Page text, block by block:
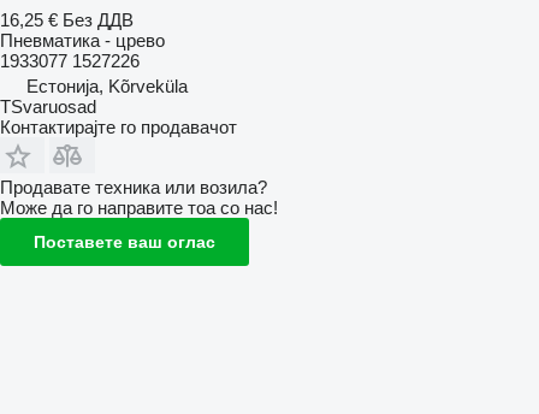
16,25 € Без ДДВ
Пневматика - црево
1933077 1527226
Естонија, Kõrveküla
TSvaruosad
Контактирајте го продавачот
Продавате техника или возила?
Може да го направите тоа со нас!
Поставете ваш оглас